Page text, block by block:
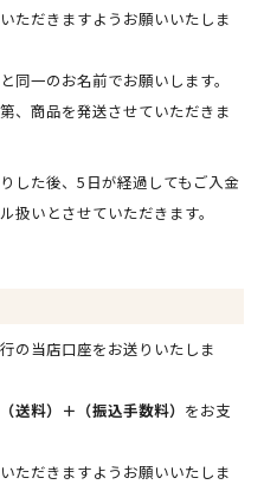
ただきますようお願いいたしま
同一のお名前でお願いします。
、商品を発送させていただきま
した後、5日が経過してもご入金
扱いとさせていただきます。
の当店口座をお送りいたしま
送料）＋（振込手数料） をお支
ただきますようお願いいたしま